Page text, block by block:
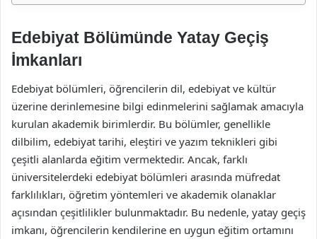
Edebiyat Bölümünde Yatay Geçiş
İmkanları
Edebiyat bölümleri, öğrencilerin dil, edebiyat ve kültür
üzerine derinlemesine bilgi edinmelerini sağlamak amacıyla
kurulan akademik birimlerdir. Bu bölümler, genellikle
dilbilim, edebiyat tarihi, eleştiri ve yazım teknikleri gibi
çeşitli alanlarda eğitim vermektedir. Ancak, farklı
üniversitelerdeki edebiyat bölümleri arasında müfredat
farklılıkları, öğretim yöntemleri ve akademik olanaklar
açısından çeşitlilikler bulunmaktadır. Bu nedenle, yatay geçiş
imkanı, öğrencilerin kendilerine en uygun eğitim ortamını